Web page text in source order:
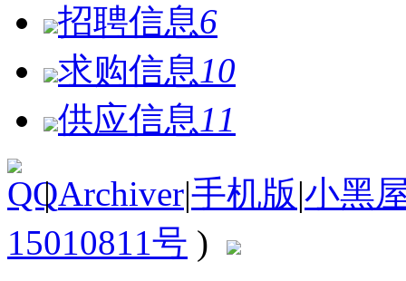
招聘信息6
求购信息 10
供应信息 11
| Archiver|手机版|小黑
15010811号 )